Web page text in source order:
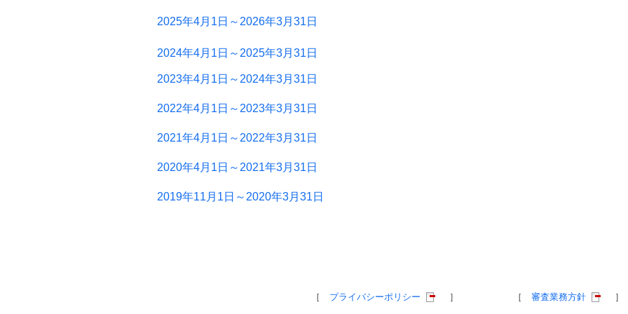
2025年4月1日～2026年3月31日
2024年4月1日～2025年3月31日
2023年4月1日～2024年3月31日
2022年4月1日～2023年3月31日
2021年4月1日～2022年3月31日
2020年4月1日～2021年3月31日
2019年11月1日～2020年3月31日
［ プライバシーポリシー ］ ［ 審査業務方針 ］